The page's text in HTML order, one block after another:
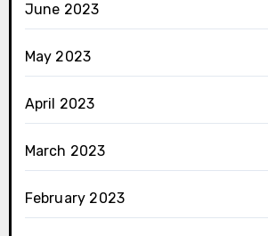
June 2023
May 2023
April 2023
March 2023
February 2023